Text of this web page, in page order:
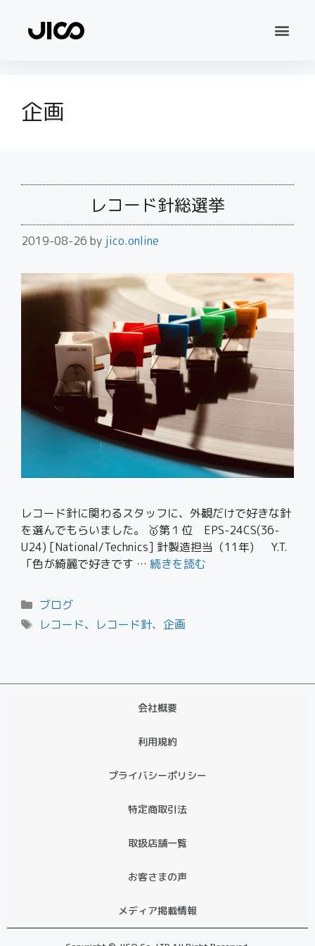
企画
レコード針総選挙
2019-08-26 by jico.online
レコード針に関わるスタッフに、外観だけで好きな針
を選んでもらいました。 🥇第１位 EPS-24CS(36-
U24) [National/Technics] 針製造担当（11年) Y.T.
「色が綺麗で好きです … 続きを読む
ブログ
レコード、 レコード針、 企画
会社概要
利用規約
プライバシーポリシー
特定商取引法
取扱店舗一覧
お客さまの声
メディア掲載情報